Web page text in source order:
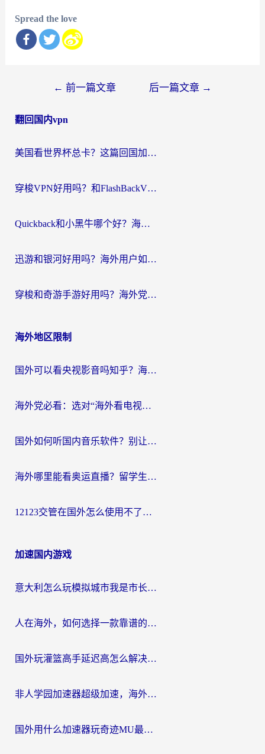
Spread the love
导
← 前一篇文章 后一篇文章 →
翻回国内vpn
美国看世界杯总卡？这篇回国加速器指南帮你无缝刷国内资源（附苹果手机VPN设置步骤）
穿梭VPN好用吗？和FlashBackVPN对比哪个回国效果更好？
Quickback和小黑牛哪个好？海外党亲测指南，选对回国加速器秒回国内
迅游和银河好用吗？海外用户如何选择回国加速器实现无缝访问国内资源
穿梭和奇游手游好用吗？海外党亲测3款回国加速器，附蜜蜂加速器七天试用攻略
海外地区限制
国外可以看央视影音吗知乎？海外党亲测有效的回国加速方案
海外党必看：选对“海外看电视剧软件”，再也不用愁国内剧刷不了
国外如何听国内音乐软件？别让地域限制，断了你的中文歌单
海外哪里能看奥运直播？留学生&海外华人必看的体育赛事观赛终极指南
12123交管在国外怎么使用不了？海外华人必看的无缝访问国内资源指南
加速国内游戏
意大利怎么玩模拟城市我是市长？海外党国服游戏加速终极攻略（附三国3量子特攻解决办法）
人在海外，如何选择一款靠谱的玩剑灵2加速器？
国外玩灌篮高手延迟高怎么解决？海外玩家国服游戏加速终极指南
非人学园加速器超级加速，海外玩家重返国服的通行证
国外用什么加速器玩奇迹MU最好？2026海外玩家国服游戏加速全攻略